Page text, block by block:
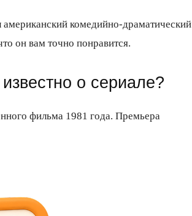
комедийно-драматический
он вам точно понравится.
о сериале?
фильма 1981 года. Премьера